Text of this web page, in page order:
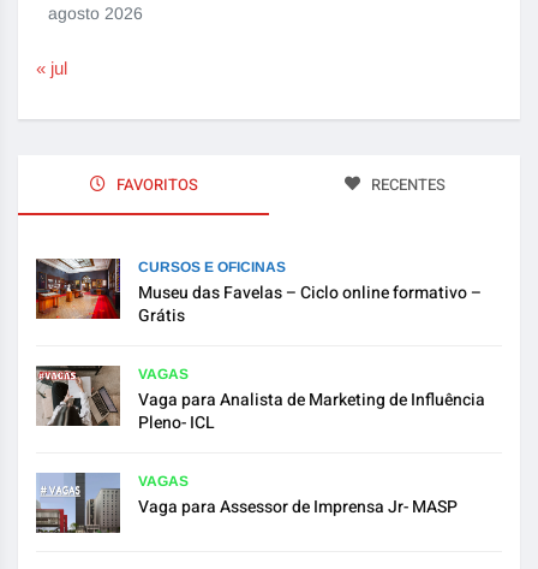
agosto 2026
« jul
FAVORITOS RECENTES
CURSOS E OFICINAS
Museu das Favelas – Ciclo online formativo –
Grátis
VAGAS
Vaga para Analista de Marketing de Influência
Pleno- ICL
VAGAS
Vaga para Assessor de Imprensa Jr- MASP